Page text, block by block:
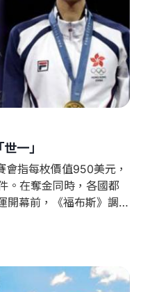
一」
指每枚價值950美元，
。在奪金同時，各國都
開幕前，《福布斯》調查
得600萬港元獎金，在金
優秀運動員獎勵計劃」
兩成。 個人項目